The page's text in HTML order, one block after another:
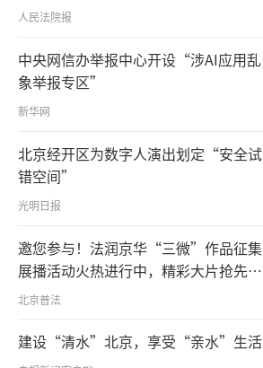
人民法院报
中央网信办举报中心开设“涉AI应用乱
象举报专区”
新华网
北京经开区为数字人演出划定“安全试
错空间”
光明日报
邀您参与！法润京华“三微”作品征集
展播活动火热进行中，精彩大片抢先看
～
北京普法
建设“清水”北京，享受“亲水”生活